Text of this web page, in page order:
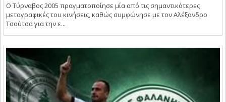
Ο Τύρναβος 2005 πραγματοποίησε μία από τις σημαντικότερες
μεταγραφικές του κινήσεις, καθώς συμφώνησε με τον Αλέξανδρο
Τσούτσα για την ε...